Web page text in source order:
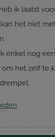
ik laatst
het niet
enkel nog
om het zelf te